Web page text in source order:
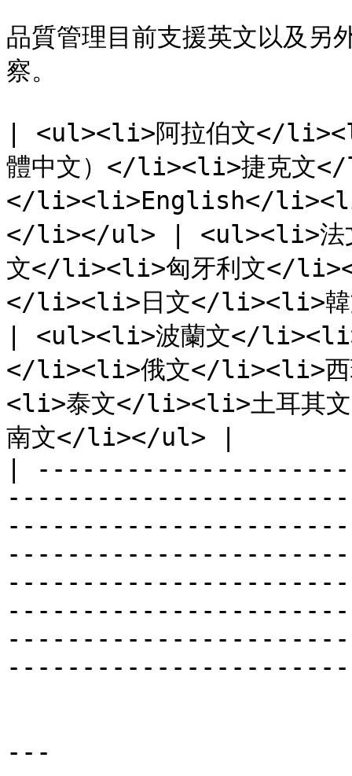
品質管理目前支援英文以及
察。
| <ul><li>阿拉伯文</
體中文）</li><li>捷克文
</li><li>English</
</li></ul> | <ul><li>法
文</li><li>匈牙利文</
</li><li>日文</li><li>
| <ul><li>波蘭文</
</li><li>俄文</li><li>西
<li>泰文</li><li>土耳其
南文</li></ul> |
|
---